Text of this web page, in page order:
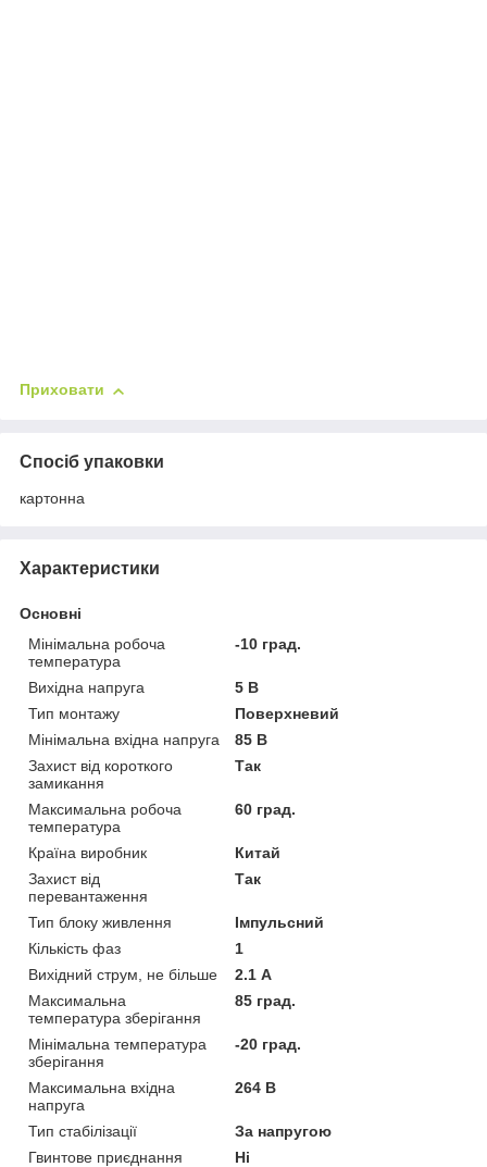
Приховати
Спосіб упаковки
картонна
Характеристики
Основні
Мінімальна робоча
температура
-10 град.
Вихідна напруга
5 В
Тип монтажу
Поверхневий
Мінімальна вхідна напруга
85 В
Захист від короткого
замикання
Так
Максимальна робоча
температура
60 град.
Країна виробник
Китай
Захист від
перевантаження
Так
Тип блоку живлення
Імпульсний
Кількість фаз
1
Вихідний струм, не більше
2.1 А
Максимальна
температура зберігання
85 град.
Мінімальна температура
зберігання
-20 град.
Максимальна вхідна
напруга
264 В
Тип стабілізації
За напругою
Гвинтове приєднання
Ні